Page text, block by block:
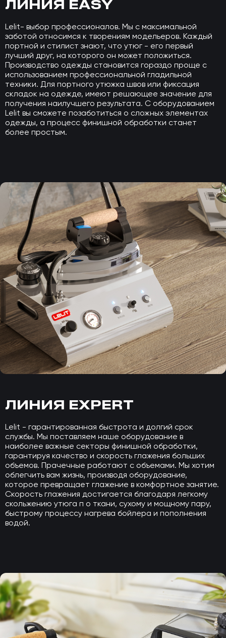
ЛИНИЯ EASY
Lelit- выбор профессионалов. Мы с максимальной
заботой относимся к творениям модельеров. Каждый
портной и стилист знают, что утюг - его первый
лучший друг, на которого он может положиться.
Производство одежды становится гораздо проще с
использованием профессиональной гладильной
техники. Для портного утюжка швов или фиксация
складок на одежде, имеют решающее значение для
получения наилучшего результата. С оборудованием
Lelit вы сможете позаботиться о сложных элементах
одежды, а процесс финишной обработки станет
более простым.
ЛИНИЯ EXPERT
Lelit - гарантированная быстрота и долгий срок
службы. Мы поставляем наше оборудование в
наиболее важные секторы финишной обработки,
гарантируя качество и скорость глажения больших
объемов. Прачечные работают с объемами. Мы хотим
облегчить вам жизнь, производя оборудование,
которое превращает глажение в комфортное занятие.
Скорость глажения достигается благодаря легкому
скольжению утюга п о ткани, сухому и мощному пару,
быстрому процессу нагрева бойлера и пополнения
водой.